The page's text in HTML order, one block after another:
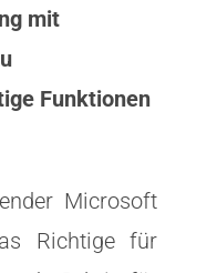
mit
Funktionen
Microsoft
Richtige für